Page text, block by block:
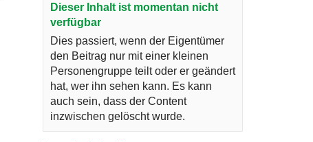
Dieser Inhalt ist momentan nicht
verfügbar
Dies passiert, wenn der Eigentümer
den Beitrag nur mit einer kleinen
Personengruppe teilt oder er geändert
hat, wer ihn sehen kann. Es kann
auch sein, dass der Content
inzwischen gelöscht wurde.